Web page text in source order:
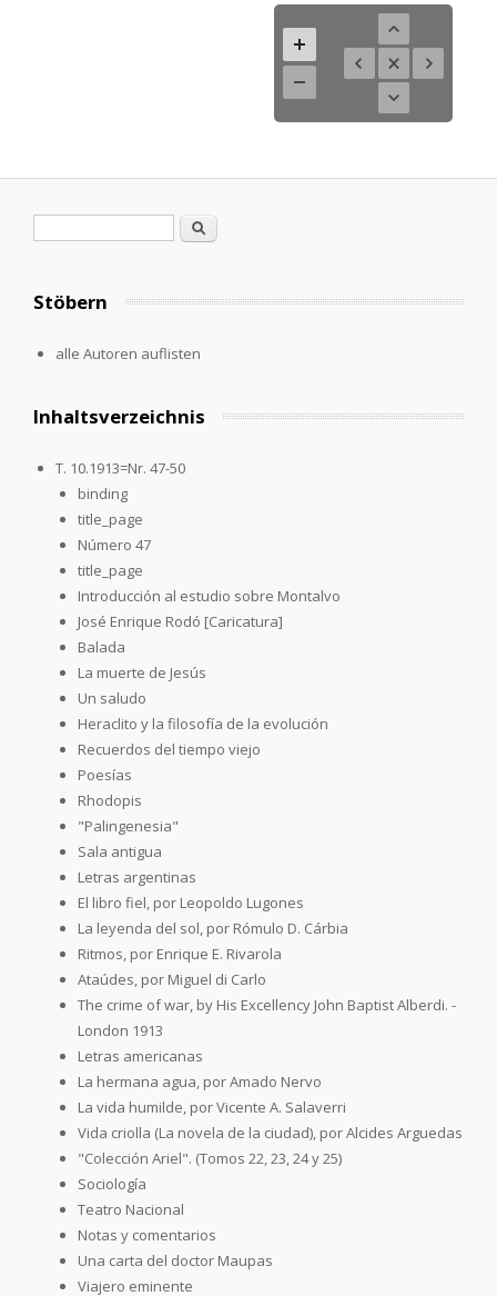
Suche
Stöbern
alle Autoren auflisten
Inhaltsverzeichnis
T. 10.1913=Nr. 47-50
binding
title_page
Número 47
title_page
Introducción al estudio sobre Montalvo
José Enrique Rodó [Caricatura]
Balada
La muerte de Jesús
Un saludo
Heraclito y la filosofía de la evolución
Recuerdos del tiempo viejo
Poesías
Rhodopis
"Palingenesia"
Sala antigua
Letras argentinas
El libro fiel, por Leopoldo Lugones
La leyenda del sol, por Rómulo D. Cárbia
Ritmos, por Enrique E. Rivarola
Ataúdes, por Miguel di Carlo
The crime of war, by His Excellency John Baptist Alberdi. -
London 1913
Letras americanas
La hermana agua, por Amado Nervo
La vida humilde, por Vicente A. Salaverri
Vida criolla (La novela de la ciudad), por Alcides Arguedas
"Colección Ariel". (Tomos 22, 23, 24 y 25)
Sociología
Teatro Nacional
Notas y comentarios
Una carta del doctor Maupas
Viajero eminente